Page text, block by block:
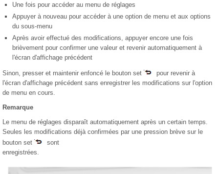
Une fois pour accéder au menu de réglages
Appuyer à nouveau pour accéder à une option de menu et aux options
du sous-menu
Après avoir effectué des modifications, appuyer encore une fois
brièvement pour confirmer une valeur et revenir automatiquement à
l'écran d'affichage précédent
Sinon, presser et maintenir enfoncé le bouton set
pour revenir à
l'écran d'affichage précédent sans enregistrer les modifications sur l'option
de menu en cours.
Remarque
Le menu de réglages disparaît automatiquement après un certain temps.
Seules les modifications déjà confirmées par une pression brève sur le
bouton set
sont
enregistrées.